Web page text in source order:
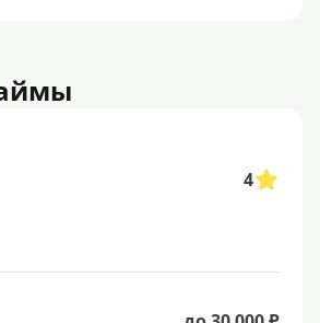
4